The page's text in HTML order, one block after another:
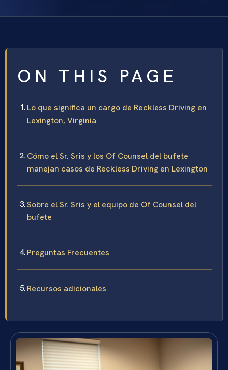
ON THIS PAGE
Lo que significa un cargo de Reckless Driving en
Lexington, Virginia
Cómo el Sr. Sris y los Of Counsel del bufete
manejan casos de Reckless Driving en Lexington
Sobre el Sr. Sris y el equipo de Of Counsel del
bufete
Preguntas Frecuentes
Recursos adicionales